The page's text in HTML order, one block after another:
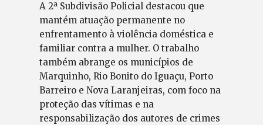
A 2ª Subdivisão Policial destacou que
mantém atuação permanente no
enfrentamento à violência doméstica e
familiar contra a mulher. O trabalho
também abrange os municípios de
Marquinho, Rio Bonito do Iguaçu, Porto
Barreiro e Nova Laranjeiras, com foco na
proteção das vítimas e na
responsabilização dos autores de crimes